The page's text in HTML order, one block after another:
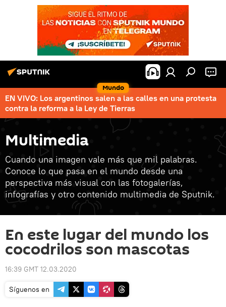
Mundo
EN VIVO: Los argentinos salen a las calles en una protesta
contra la reforma a la Ley de Tierras
Multimedia
Cuando una imagen vale más que mil palabras.
Conoce lo que pasa en el mundo desde una
perspectiva más visual con las fotogalerías,
infografías y otro contenido multimedia de Sputnik.
En este lugar del mundo los
cocodrilos son mascotas
16:39 GMT 12.03.2020
Síguenos en